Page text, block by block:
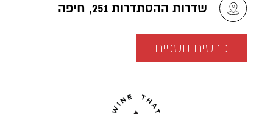
שדרות ההסתדרות 251, חיפה
פרטים נוספים